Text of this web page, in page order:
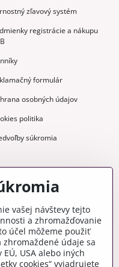
zľavový systém
registrácie a nákupu
formulár
osobných údajov
politika
súkromia
na stiahnutie
vašej návštevy tejto
a zhromažďovanie
účel môžeme použiť
údaje sa
USA alebo iných
cookies“ vyjadrujete